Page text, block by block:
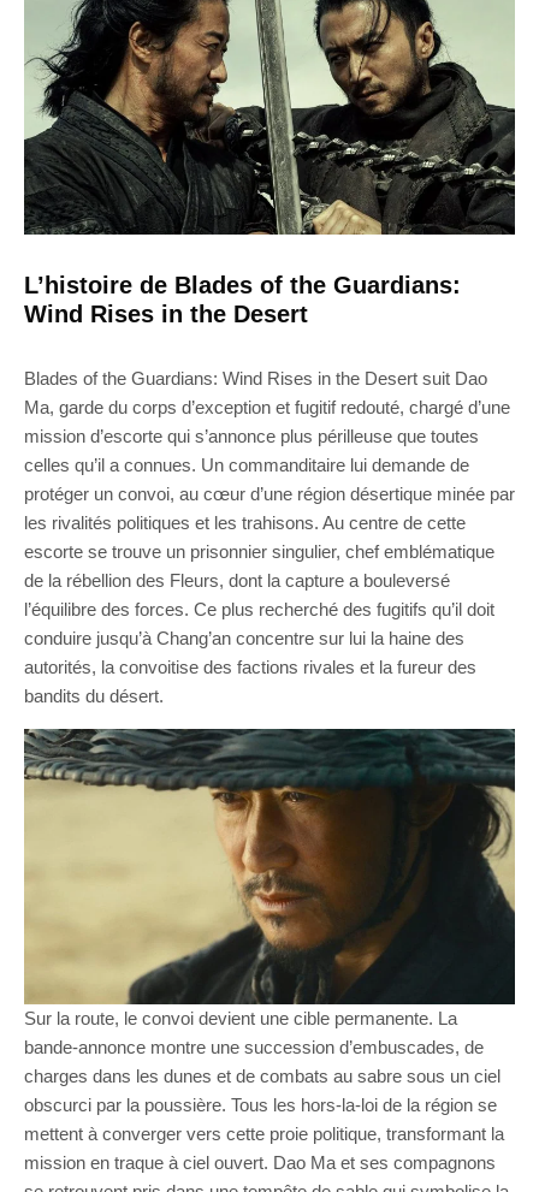
L’histoire de Blades of the Guardians:
Wind Rises in the Desert
Blades of the Guardians: Wind Rises in the Desert suit Dao
Ma, garde du corps d’exception et fugitif redouté, chargé d’une
mission d’escorte qui s’annonce plus périlleuse que toutes
celles qu’il a connues. Un commanditaire lui demande de
protéger un convoi, au cœur d’une région désertique minée par
les rivalités politiques et les trahisons. Au centre de cette
escorte se trouve un prisonnier singulier, chef emblématique
de la rébellion des Fleurs, dont la capture a bouleversé
l’équilibre des forces. Ce plus recherché des fugitifs qu’il doit
conduire jusqu’à Chang’an concentre sur lui la haine des
autorités, la convoitise des factions rivales et la fureur des
bandits du désert.
Sur la route, le convoi devient une cible permanente. La
bande-annonce montre une succession d’embuscades, de
charges dans les dunes et de combats au sabre sous un ciel
obscurci par la poussière. Tous les hors-la-loi de la région se
mettent à converger vers cette proie politique, transformant la
mission en traque à ciel ouvert. Dao Ma et ses compagnons